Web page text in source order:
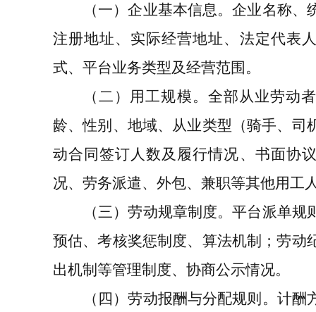
（一）企业基本信息。企业名称、
注册地址、实际经营地址、法定代表
式、平台业务类型及经营范围。
（二）用工规模。全部从业劳动
龄、性别、地域、从业类型（骑手、司
动合同签订人数及履行情况、书面协
况、劳务派遣、外包、兼职等其他用工
（三）劳动规章制度。平台派单规
预估、考核奖惩制度、算法机制；劳动
出机制等管理制度、协商公示情况。
（四）劳动报酬与分配规则 。计酬